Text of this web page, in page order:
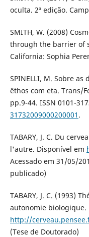
oculta. 2ª edição.
SMITH, W. (2008)
through the barrier of
California: Sophia
SPINELLI, M. Sobre
êthos com eta. Trans/
pp.9-44. ISSN 0101-
31732009000200001 .
TABARY, J. C. Du
l'autre. Disponível em
Acessado em 31/05/
publicado)
TABARY, J. C. (1993)
autonomie biologique.
http://
(Tese de Doutorado)